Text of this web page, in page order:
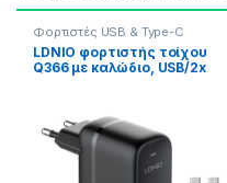
Φορτιστές USB & Type-C
LDNIO φορτιστής τοίχου
Q366 με καλώδιο, USB/2x